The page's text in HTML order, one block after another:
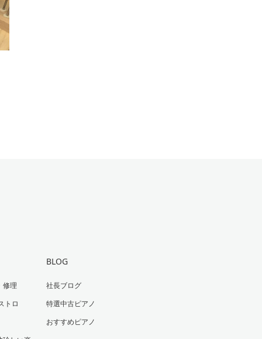
修理
トロ
BLOG
社長ブログ
特選中古ピアノ
おすすめピアノ